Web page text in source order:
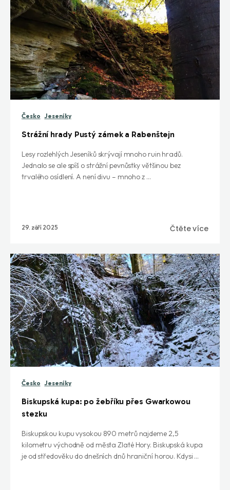
Česko Jeseníky
Strážní hrady Pustý zámek a Rabenštejn
Lesy rozlehlých Jeseníků skrývají mnoho ruin hradů.
Jednalo se ale spíš o strážní pevnůstky většinou bez
trvalého osídlení. A není divu – mnoho z ...
29. září 2025 Čtěte více
Česko Jeseníky
Biskupská kupa: po žebříku přes Gwarkowou
stezku
Biskupskou kupu vysokou 890 metrů najdeme 2,5
kilometru východně od města Zlaté Hory. Biskupská kupa
je od středověku do dnešních dnů hraniční horou. Kdysi ...